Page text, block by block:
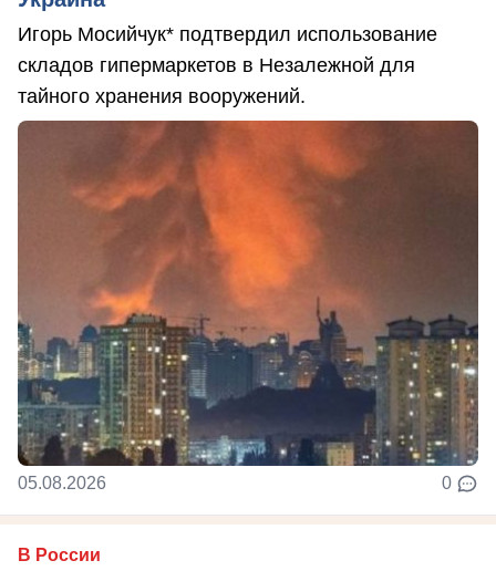
Игорь Мосийчук* подтвердил использование
складов гипермаркетов в Незалежной для
тайного хранения вооружений.
05.08.2026 0
В России